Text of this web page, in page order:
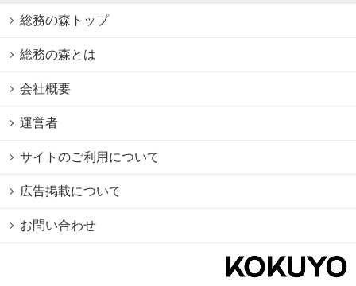
総務の森トップ
総務の森とは
会社概要
運営者
サイトのご利用について
広告掲載について
お問い合わせ